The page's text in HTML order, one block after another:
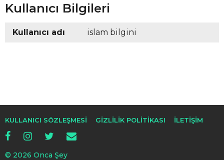
Kullanıcı Bilgileri
Kullanıcı adı islam bilgini
KULLANICI SÖZLEŞMESI GIZLILIK POLITIKASI İLETIŞIM
© 2026 Onca Şey